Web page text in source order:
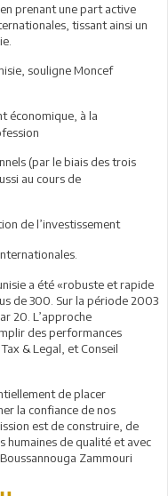
prenant une part active
tissant ainsi un
souligne Moncef
économique, à la
(par le biais des trois
au cours de
de l’investissement
a été «robuste et rapide
de 300. Sur la période 2003
20. L’approche
des performances
& Legal, et Conseil
de placer
la confiance de nos
est de construire, de
humaines de qualité et avec
Zammouri